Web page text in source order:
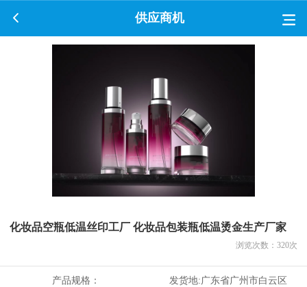
供应商机
化妆品空瓶低温丝印工厂 化妆品包装瓶低温烫金生产厂家
浏览次数： 320次
产品规格： 发货地:广东省广州市白云区